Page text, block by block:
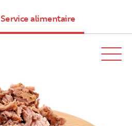
Service alimentaire